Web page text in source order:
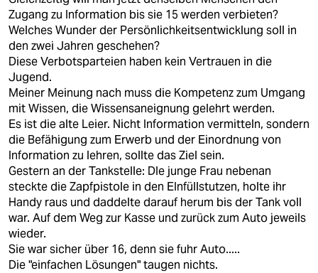
abo
genossenschaft
epaper login
Zugang zu Information bis sie 15 werden verbieten?
Welches Wunder der Persönlichkeitsentwicklung soll in
den zwei Jahren geschehen?
Diese Verbotsparteien haben kein Vertrauen in die
Jugend.
Meiner Meinung nach muss die Kompetenz zum Umgang
mit Wissen, die Wissensaneignung gelehrt werden.
Es ist die alte Leier. Nicht Information vermitteln, sondern
die Befähigung zum Erwerb und der Einordnung von
Information zu lehren, sollte das Ziel sein.
Gestern an der Tankstelle: DIe junge Frau nebenan
steckte die Zapfpistole in den EInfüllstutzen, holte ihr
Handy raus und daddelte darauf herum bis der Tank voll
war. Auf dem Weg zur Kasse und zurück zum Auto jeweils
wieder.
Sie war sicher über 16, denn sie fuhr Auto.....
Die "einfachen Lösungen" taugen nichts.